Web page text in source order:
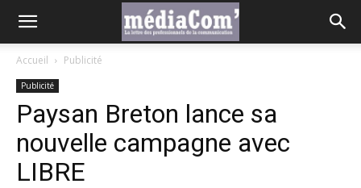
Accueil Publicité
Publicité
Paysan Breton lance sa
nouvelle campagne avec
LIBRE